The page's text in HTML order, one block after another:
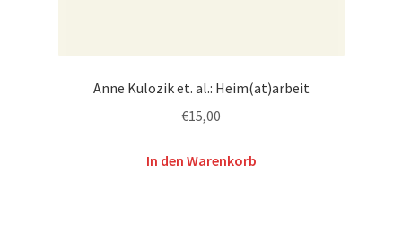
Anne Kulozik et. al.: Heim(at)arbeit
€15,00
In den Warenkorb